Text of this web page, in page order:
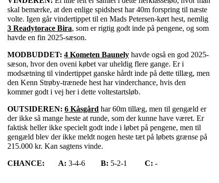
skal bemærke, at den enlige spidshest har 40m forspring til næste
volte. Igen går vindertippet til en Mads Petersen-kørt hest, nemlig
3 Readytorace Bira, som er rigtig godt inde på pengene, og som
havde en fin 2025-sæson.
MODBUDDET: 4 Kometen Baunely havde også en god 2025-
sæson, hvor den oveni købet var uheldig flere gange. Er i
modsætning til vindertippet ganske hårdt inde på dette tillæg, men
den Kenn Strøby-trænede hest har vinderchance, hvis den
kommer godt i vej her i dette voltestartsløb.
OUTSIDEREN: 6 Kåsgård har 60m tillæg, men til gengæld er
der ikke så mange heste at runde, som der kunne have været. Er
faktisk heller ikke specielt godt inde i løbet på pengene, men til
gengæld blev der ikke meldt nogen heste tæt på løbets grænse på
215.000 kr. Kan sagtens vinde.
CHANCE: A: 3-4-6 B: 5-2-1 C: -